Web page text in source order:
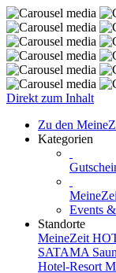
Direkt zum Inhalt
Zu den
Kategorien
Events
Standorte
MeineZeit
SATAMA
Hotel-Resort